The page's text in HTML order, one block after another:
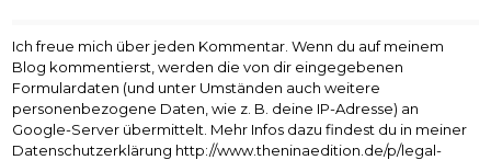
Ich freue mich über jeden Kommentar. Wenn du auf meinem
Blog kommentierst, werden die von dir eingegebenen
Formulardaten (und unter Umständen auch weitere
personenbezogene Daten, wie z. B. deine IP-Adresse) an
Google-Server übermittelt. Mehr Infos dazu findest du in meiner
Datenschutzerklärung http://www.theninaedition.de/p/legal-